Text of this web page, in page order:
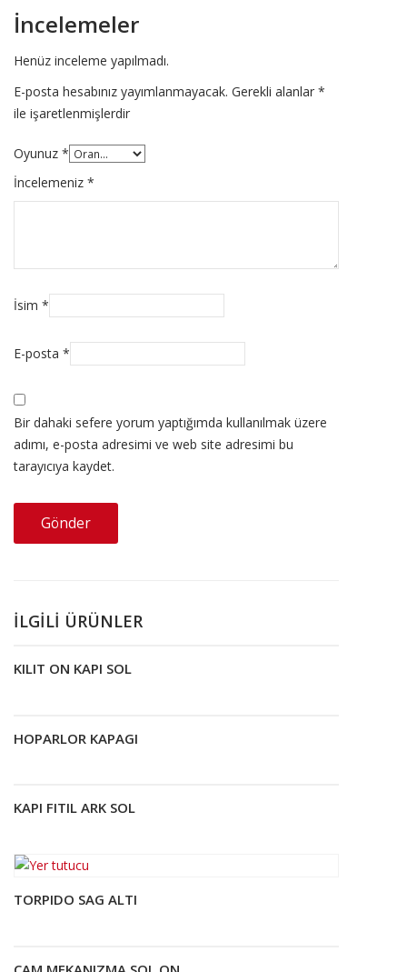
İncelemeler
Henüz inceleme yapılmadı.
E-posta hesabınız yayımlanmayacak. Gerekli alanlar *
ile işaretlenmişlerdir
Oyunuz *
İncelemeniz *
İsim *
E-posta *
Bir dahaki sefere yorum yaptığımda kullanılmak üzere
adımı, e-posta adresimi ve web site adresimi bu
tarayıcıya kaydet.
İLGILI ÜRÜNLER
KILIT ON KAPI SOL
HOPARLOR KAPAGI
KAPI FITIL ARK SOL
TORPIDO SAG ALTI